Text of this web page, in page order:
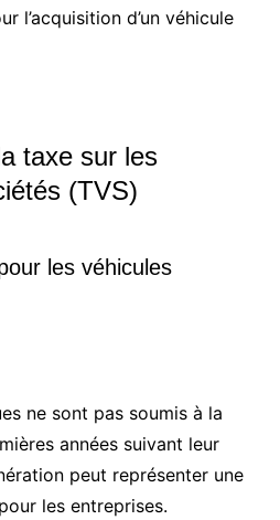
l’acquisition d’un véhicule
taxe sur les
(TVS)
les véhicules
ne sont pas soumis à la
années suivant leur
peut représenter une
les entreprises.